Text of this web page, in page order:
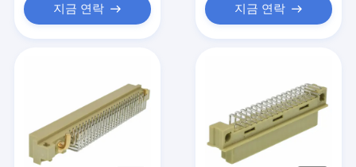
비디오
우리 에 관한 것
지금 연락 지금 연락